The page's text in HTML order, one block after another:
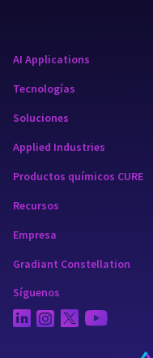
AI Applications
Tecnologías
Soluciones
Applied Industries
Productos químicos CURE
Recursos
Empresa
Gradiant Constellation
Síguenos